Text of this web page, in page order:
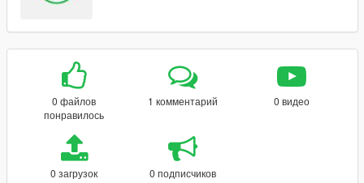
0 файлов
понравилось
1 комментарий 0 видео
0 загрузок 0 подписчиков